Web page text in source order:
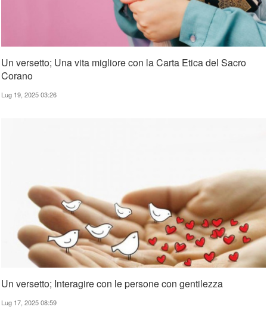
Un versetto; Una vita migliore con la Carta Etica del Sacro
Corano
Lug 19, 2025 03:26
Un versetto; Interagire con le persone con gentilezza
Lug 17, 2025 08:59